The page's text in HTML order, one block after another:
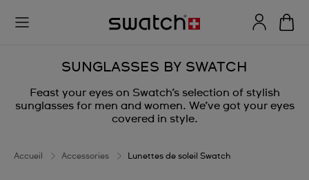
SUNGLASSES BY SWATCH
Feast your eyes on Swatch’s selection of stylish
sunglasses for men and women. We’ve got your eyes
covered in style.
Accueil Accessories Lunettes de soleil Swatch